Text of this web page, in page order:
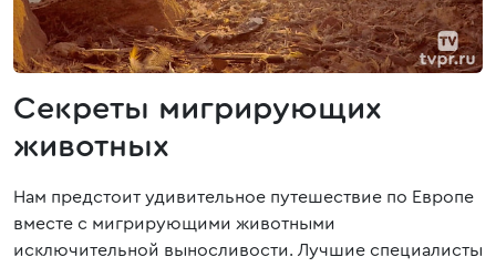
Секреты мигрирующих
животных
Нам предстоит удивительное путешествие по Европе
вместе с мигрирующими животными
исключительной выносливости. Лучшие специалисты